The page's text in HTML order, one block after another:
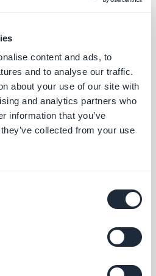
content and ads, to
and to analyse our traffic.
about your use of our site with
and analytics partners who
information that you’ve
collected from your use
l'établissement
application et accessible à
de faire de chaque
peut partager avec ses
des conférences sous
ou d'articles. Ainsi,